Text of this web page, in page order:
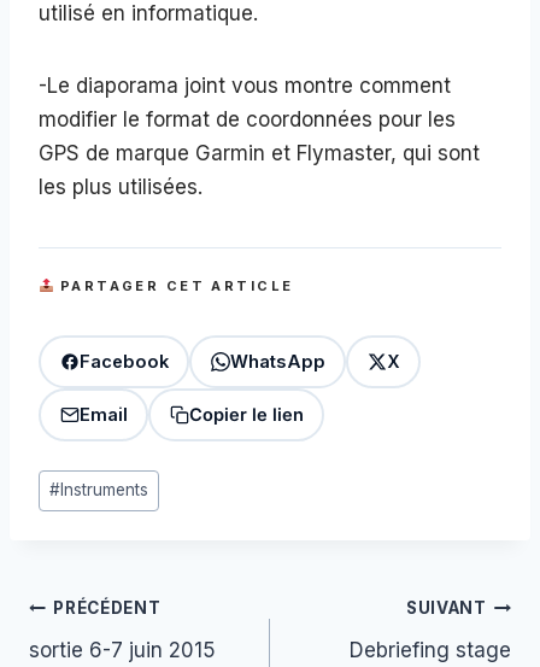
utilisé en informatique.
-Le diaporama joint vous montre comment
modifier le format de coordonnées pour les
GPS de marque Garmin et Flymaster, qui sont
les plus utilisées.
PARTAGER CET ARTICLE
Facebook WhatsApp X
Email Copier le lien
Étiquettes
de
#Instruments
Navigation
PRÉCÉDENT
sortie 6-7 juin 2015
SUIVANT
Debriefing stage